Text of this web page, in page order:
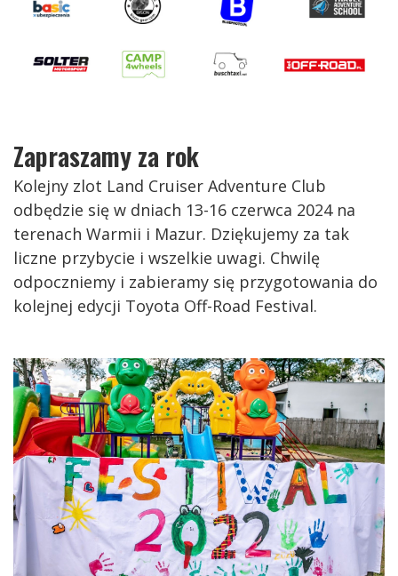
Zapraszamy za rok
Kolejny zlot Land Cruiser Adventure Club
odbędzie się w dniach 13-16 czerwca 2024 na
terenach Warmii i Mazur. Dziękujemy za tak
liczne przybycie i wszelkie uwagi. Chwilę
odpoczniemy i zabieramy się przygotowania do
kolejnej edycji Toyota Off-Road Festival.